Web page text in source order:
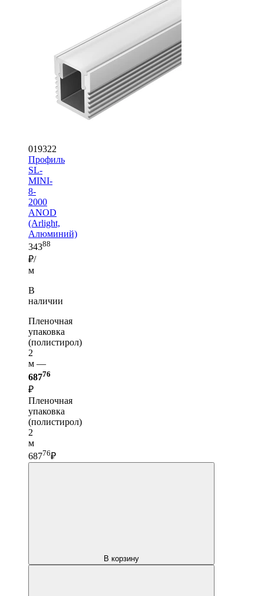
019322
Профиль
SL-
MINI-
8-
2000
ANOD
(Arlight,
Алюминий)
34388
₽/
м
В
наличии
Пленочная
упаковка
(полистирол)
2
м —
68776
₽
Пленочная
упаковка
(полистирол)
2
м
68776₽
В корзину